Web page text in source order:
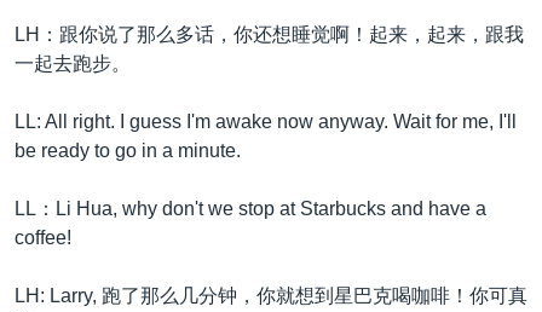
LH：跟你说了那么多话，你还想睡觉啊！起来，起来，跟我
一起去跑步。
LL: All right. I guess I'm awake now anyway. Wait for me, I'll
be ready to go in a minute.
LL：Li Hua, why don't we stop at Starbucks and have a
coffee!
LH: Larry, 跑了那么几分钟，你就想到星巴克喝咖啡！你可真